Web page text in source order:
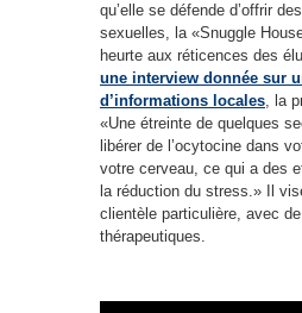
qu’elle se défende d’offrir
sexuelles, la «Snuggle
heurte aux réticences des
une interview donnée sur
d’informations locales, la
«Une étreinte de quelques
libérer de l’ocytocine dans
votre cerveau, ce qui a des
la réduction du stress.» Il
clientèle particulière, avec
thérapeutiques.